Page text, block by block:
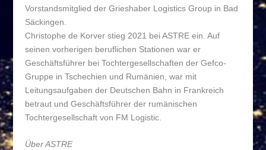
Vorstandsmitglied der Grieshaber Logistics Group in Bad
Säckingen.
Christophe de Korver stieg 2021 bei ASTRE ein. Auf
seinen vorherigen beruflichen Stationen war er
Geschäftsführer bei Tochtergesellschaften der Gefco-
Gruppe in Tschechien und Rumänien, war mit
Leitungsaufgaben der Deutschen Bahn in Frankreich
betraut und Geschäftsführer der rumänischen
Tochtergesellschaft von FM Logistic.
Über ASTRE